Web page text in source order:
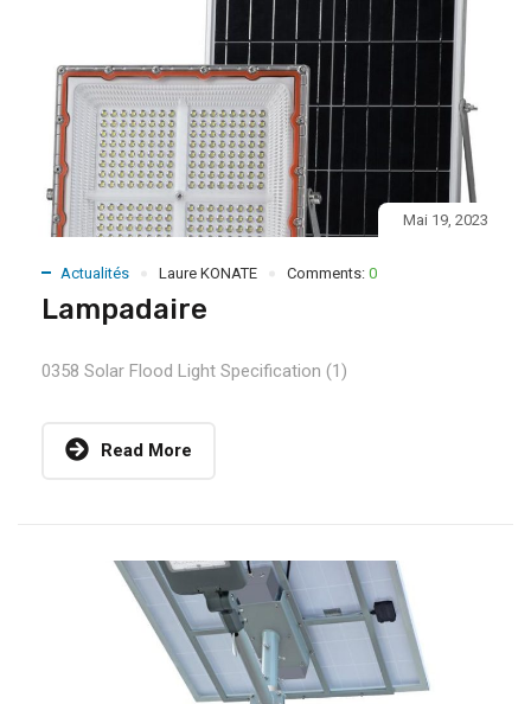
Mai 19, 2023
Actualités Laure KONATE Comments: 0
Lampadaire
0358 Solar Flood Light Specification (1)
Read More